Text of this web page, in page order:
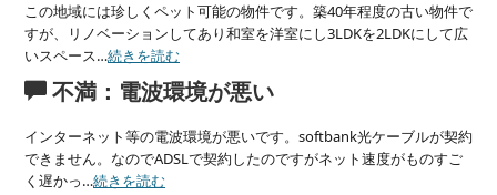
この地域には珍しくペット可能の物件です。築40年程度の古い物件で
すが、リノベーションしてあり和室を洋室にし3LDKを2LDKにして広
いスペース…続きを読む
不満：電波環境が悪い
インターネット等の電波環境が悪いです。softbank光ケーブルが契約
できません。なのでADSLで契約したのですがネット速度がものすご
く遅かっ…続きを読む